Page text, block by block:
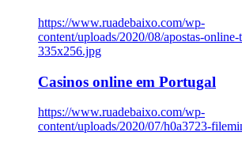
https://www.ruadebaixo.com/wp-
content/uploads/2020/08/apostas-online-
335x256.jpg
Casinos online em Portugal
https://www.ruadebaixo.com/wp-
content/uploads/2020/07/h0a3723-